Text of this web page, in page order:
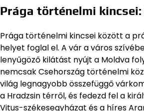
Prága történelmi kincsei:
Prága történelmi kincsei között a
helyet foglal el. A vár a város
lenyűgöző kilátást nyújt a Moldva
nemcsak Csehország történelmi
világ legnagyobb összefüggő
a Hradzsin térről, és fedezd fel a
Vitus-székesegyházat és a híres